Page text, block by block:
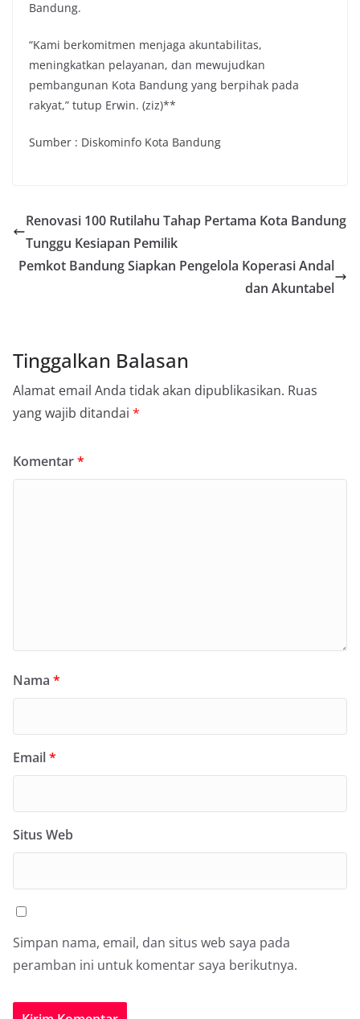
Bandung.
“Kami berkomitmen menjaga akuntabilitas,
meningkatkan pelayanan, dan mewujudkan
pembangunan Kota Bandung yang berpihak pada
rakyat,” tutup Erwin. (ziz)**
Sumber : Diskominfo Kota Bandung
Renovasi 100 Rutilahu Tahap Pertama Kota Bandung
Tunggu Kesiapan Pemilik
Pemkot Bandung Siapkan Pengelola Koperasi Andal
dan Akuntabel
Tinggalkan Balasan
Alamat email Anda tidak akan dipublikasikan. Ruas
yang wajib ditandai *
Komentar*
Nama *
Email*
Situs Web
Simpan nama, email, dan situs web saya pada
peramban ini untuk komentar saya berikutnya.